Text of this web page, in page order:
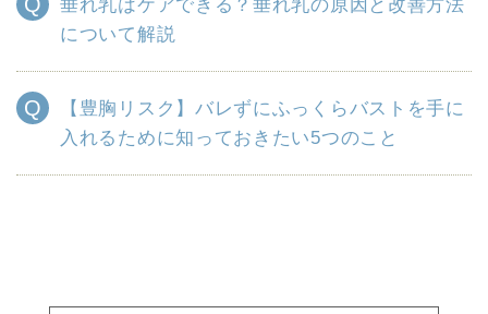
垂れ乳はケアできる？垂れ乳の原因と改善方法
について解説
【豊胸リスク】バレずにふっくらバストを手に
入れるために知っておきたい5つのこと